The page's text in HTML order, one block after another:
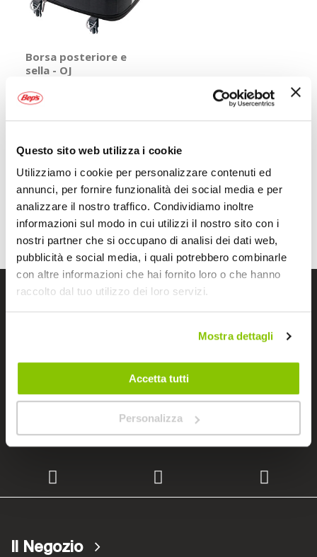
Questo sito web utilizza i cookie
Utilizziamo i cookie per personalizzare contenuti ed
annunci, per fornire funzionalità dei social media e per
analizzare il nostro traffico. Condividiamo inoltre
informazioni sul modo in cui utilizzi il nostro sito con i
nostri partner che si occupano di analisi dei dati web,
pubblicità e social media, i quali potrebbero combinarle
con altre informazioni che hai fornito loro o che hanno
raccolto dal tuo utilizzo dei loro servizi.
Mostra dettagli
Accetta tutti
Personalizza
Borsa posteriore e
sella - OJ
Nero 22x30x15cm 11,5lt
59,95 €
48H gratuita!
Mostra
Cerchiamo immobili
Lavora con noi
Il Negozio